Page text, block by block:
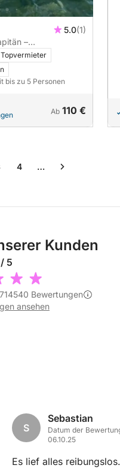
5.0(1)
–
Topvermieter
bis zu 5 Personen
Ab 110 €
4 …
Kunden
5
Bewertungen
ansehen
S
Sebastian
Datum der
06.10.25
Es lief alles